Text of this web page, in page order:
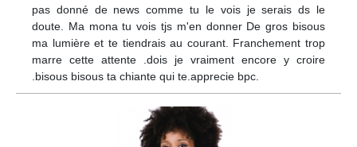
pas donné de news comme tu le vois je serais ds le
doute. Ma mona tu vois tjs m'en donner De gros bisous
ma lumière et te tiendrais au courant. Franchement trop
marre cette attente .dois je vraiment encore y croire
.bisous bisous ta chiante qui te.apprecie bpc.